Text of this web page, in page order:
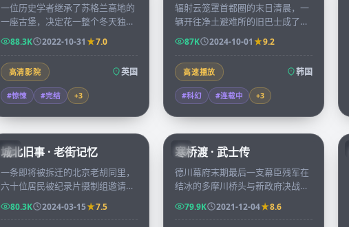
一位历史学者继承了苏格兰高地的
一座古堡，决定花一整个冬天独自
整理藏书，第一夜的钟声响起时，
她意识到自己并非堡里唯一的住
客。
88.3K 2022-10-31 7.0
高清影院 英国
#惊悚 #完结 +3
辐射云笼罩首都圈的末日清晨，一
辆开往净土避难所的旧巴士成了七
位陌生人最后的方舟，途中每一站
都让他们必须重新评估彼此。
87K 2024-10-01 9.2
高速播放 韩国
#科幻 #连载中 +3
CN
99:17
城北旧事 · 老街记忆
一条即将被拆迁的北京老胡同里，
六十位居民被纪录片摄制组邀请讲
述各自最难忘的「最后一件事」，
每一件都是城市记忆的微缩拓本。
80.3K 2024-03-15 7.5
JP
99:29
寒桥渡 · 武士传
德川幕府末期最后一支幕臣残军在
结冰的多摩川桥头与新政府决战，
桥北桥南的两位青年武士曾是少年
时同窗，今日却生死相对。
79.9K 2021-12-04 8.6